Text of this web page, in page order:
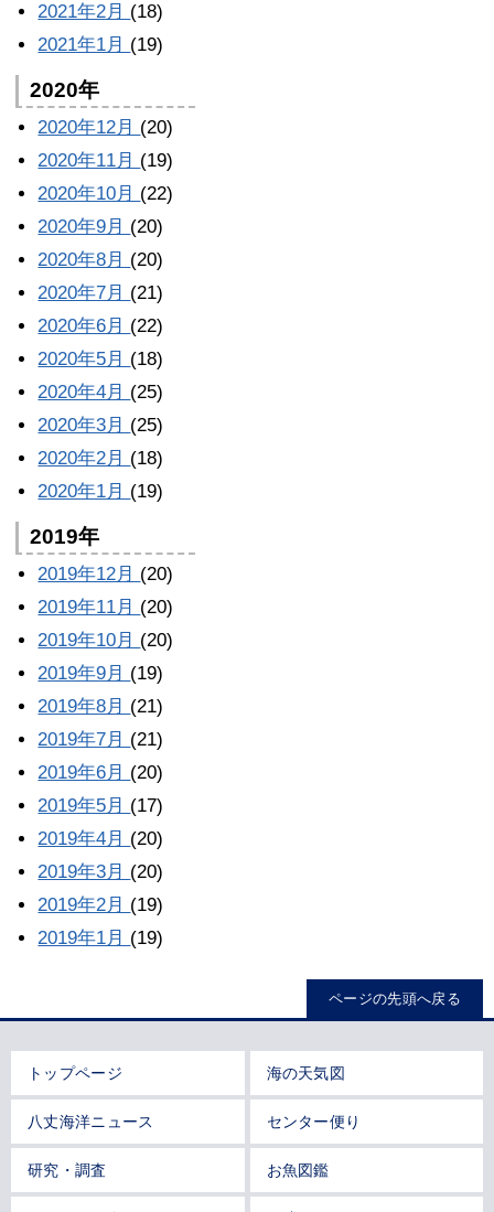
2021年2月 (18)
2021年1月 (19)
2020年
2020年12月 (20)
2020年11月 (19)
2020年10月 (22)
2020年9月 (20)
2020年8月 (20)
2020年7月 (21)
2020年6月 (22)
2020年5月 (18)
2020年4月 (25)
2020年3月 (25)
2020年2月 (18)
2020年1月 (19)
2019年
2019年12月 (20)
2019年11月 (20)
2019年10月 (20)
2019年9月 (19)
2019年8月 (21)
2019年7月 (21)
2019年6月 (20)
2019年5月 (17)
2019年4月 (20)
2019年3月 (20)
2019年2月 (19)
2019年1月 (19)
ページの先頭へ戻る
トップページ 海の天気図
八丈海洋ニュース センター便り
研究・調査 お魚図鑑